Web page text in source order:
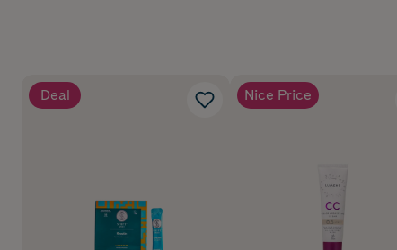
Deal Nice Price